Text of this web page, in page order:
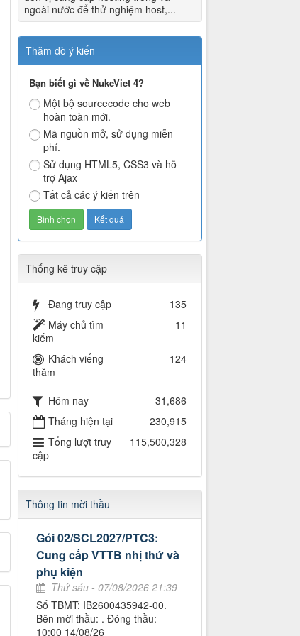
ngoài nước để thử nghiệm host,...
Thăm dò ý kiến
Bạn biết gì về NukeViet 4?
Một bộ sourcecode cho web
hoàn toàn mới.
Mã nguồn mở, sử dụng miễn
phí.
Sử dụng HTML5, CSS3 và hỗ
trợ Ajax
Tất cả các ý kiến trên
Thống kê truy cập
Đang truy cập
135
Máy chủ tìm
kiếm
11
Khách viếng
thăm
124
Hôm nay
31,686
Tháng hiện tại
230,915
Tổng lượt truy
cập
115,500,328
Thông tin mời thầu
Gói 02/SCL2027/PTC3:
Cung cấp VTTB nhị thứ và
phụ kiện
Thứ sáu - 07/08/2026 21:39
Số TBMT: IB2600435942-00.
Bên mời thầu: . Đóng thầu:
10:00 14/08/26